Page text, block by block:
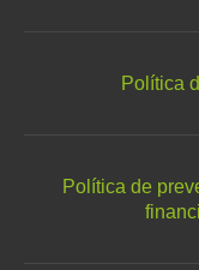
Política
Política de